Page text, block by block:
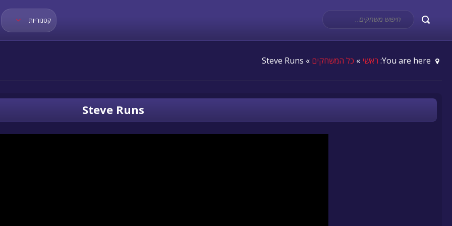
קטגוריות
ראשי » כל המשחקים » Steve Runs
Steve Runs